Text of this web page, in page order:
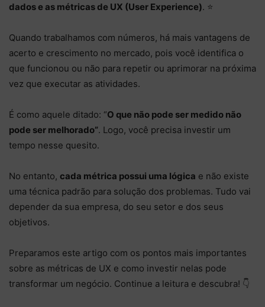
dados e as métricas de UX (User Experience). ⭐
Quando trabalhamos com números, há mais vantagens de
acerto e crescimento no mercado, pois você identifica o
que funcionou ou não para repetir ou aprimorar na próxima
vez que executar as atividades.
É como aquele ditado: “O que não pode ser medido não
pode ser melhorado”. Logo, você precisa investir um
tempo nesse quesito.
No entanto, cada métrica possui uma lógica e não existe
uma técnica padrão para solução dos problemas. Tudo vai
depender da sua empresa, do seu setor e dos seus
objetivos.
Preparamos este artigo com os pontos mais importantes
sobre as métricas de UX e como investir nelas pode
transformar um negócio. Continue a leitura e descubra! 👇